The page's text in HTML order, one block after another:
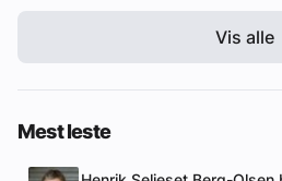
Vis alle
Mest leste